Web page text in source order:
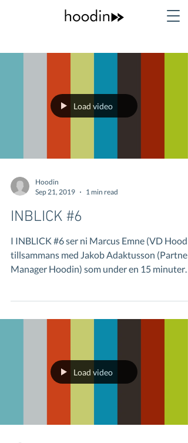
Load video
Hoodin
Sep 21, 2019
1 min read
INBLICK #6
I INBLICK #6 ser ni Marcus Emne (VD
tillsammans med Jakob Adaktusson (Partner
Manager Hoodin) som under en 15 minuter
Load video